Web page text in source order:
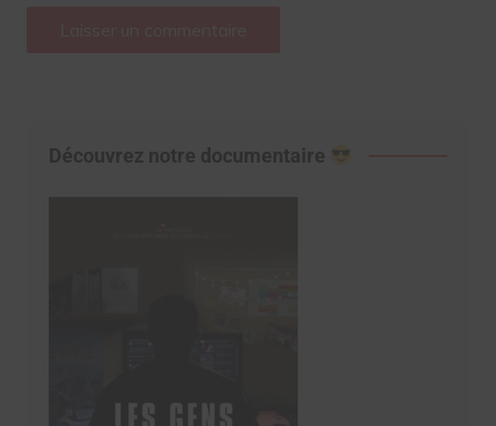
Découvrez notre documentaire